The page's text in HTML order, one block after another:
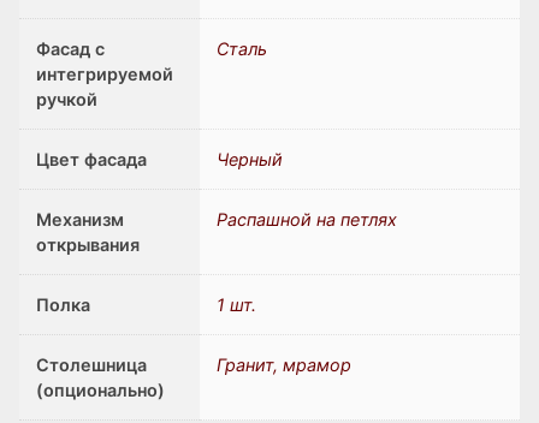
Фасад с
интегрируемой
ручкой
Сталь
Цвет фасада Черный
Механизм
открывания
Распашной на петлях
Полка 1 шт.
Столешница
(опционально)
Гранит, мрамор